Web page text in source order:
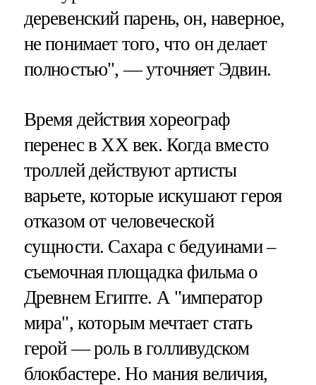
деревенский парень, он, наверное,
не понимает того, что он делает
полностью", — уточняет Эдвин.
Время действия хореограф
перенес в XX век. Когда вместо
троллей действуют артисты
варьете, которые искушают героя
отказом от человеческой
сущности. Сахара с бедуинами –
съемочная площадка фильма о
Древнем Египте. А "император
мира", которым мечтает стать
герой — роль в голливудском
блокбастере. Но мания величия,